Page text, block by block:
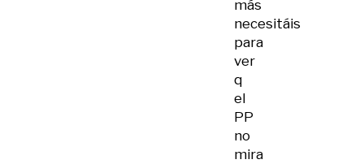
más
necesitáis
para
ver
q
el
PP
no
mira